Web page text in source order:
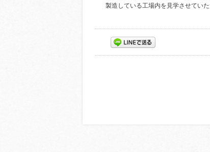
製造している工場内を見学させていた